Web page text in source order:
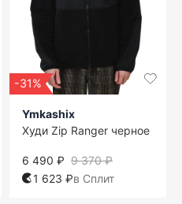
-31%
Ymkashix
Худи Zip Ranger черное
9 370 ₽
6 490 ₽
1 623 ₽в Сплит